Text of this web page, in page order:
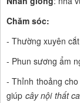
Chăm sóc:
- Thường xuyên
- Phun sương ẩm
- Thỉnh thoảng
giúp cây nội thất